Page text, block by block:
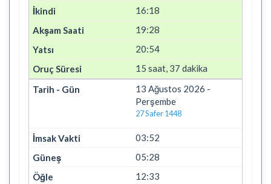
16:18
19:28
20:54
15 saat, 37 dakika
13 Ağustos 2026 -
Perşembe
27 Safer 1448
03:52
05:28
12:33